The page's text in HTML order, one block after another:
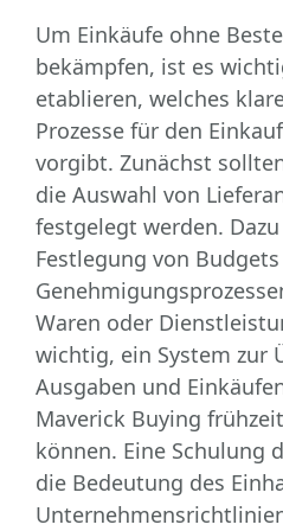
Um Einkäufe ohne
bekämpfen, ist es
etablieren, welches
Prozesse für den
vorgibt. Zunächst
die Auswahl von
festgelegt werden.
Festlegung von
Waren oder
wichtig, ein System zur
Ausgaben und
Maverick Buying
können. Eine Schulung
die Bedeutung des